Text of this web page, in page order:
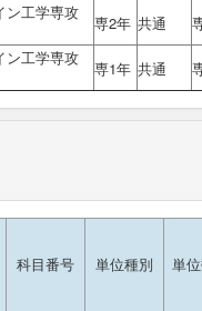
ン工学専攻
専2年 共通
ン工学専攻
専1年 共通
科目番号 単位種別 単